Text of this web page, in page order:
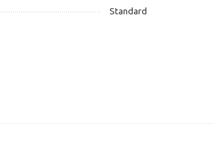
Standard